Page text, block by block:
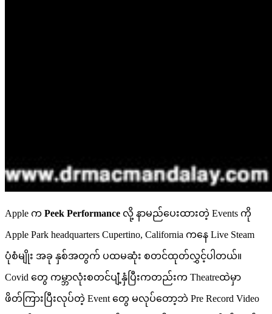
Apple က Peek Performance လို့ နာမည်ပေးထားတဲ့ Events ကို
Apple Park headquarters Cupertino, California ကနေ Live Steam
ပုံစံမျိုး အခု နှစ်အတွက် ပထမဆုံး စတင်ထုတ်လွှင့်ပါတယ်။
Covid တွေ ကမ္ဘာလုံးစတင်ပျံံံ့နှံပြီးကတည်းက Theatreထဲမှာ
ဖိတ်ကြားပြီးလုပ်တဲ့ Event တွေ မလုပ်တော့ဘဲ Pre Record Video